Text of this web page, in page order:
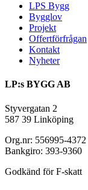
LPS Bygg
Bygglov
Projekt
Offertförfrågan
Kontakt
Nyheter
LP:s BYGG AB
Styvergatan 2
587 39 Linköping
Org.nr: 556995-4372
Bankgiro: 393-9360
Godkänd för F-skatt